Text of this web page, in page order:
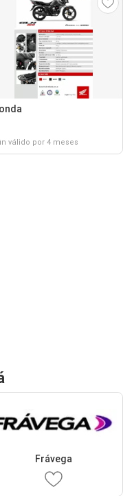
válido por 4 meses
Frávega